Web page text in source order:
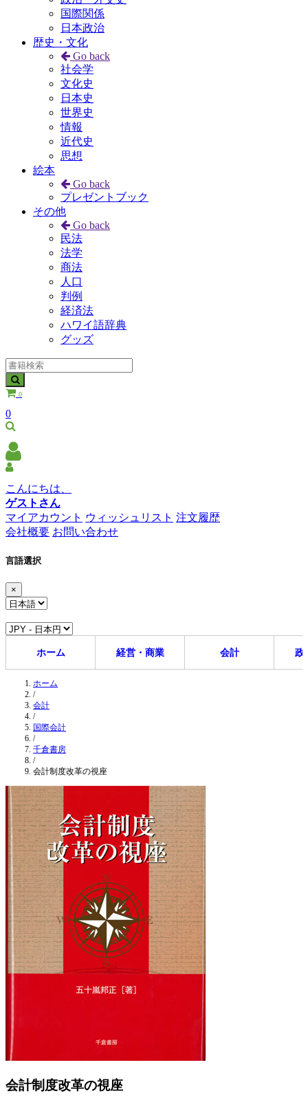
国際関係
日本政治
歴史・文化
Go back
社会学
文化史
日本史
世界史
情報
近代史
思想
絵本
Go back
プレゼントブック
その他
Go back
民法
法学
商法
人口
判例
経済法
ハワイ語辞典
グッズ
0
0
こんにちは、
ゲストさん
マイアカウント ウィッシュリスト 注文履歴
会社概要 お問い合わせ
言語選択
×
ホーム 経営・商業 会計 政
ホーム
/
会計
/
国際会計
/
千倉書房
/
会計制度改革の視座
会計制度改革の視座